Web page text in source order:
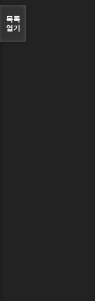
목록
열기